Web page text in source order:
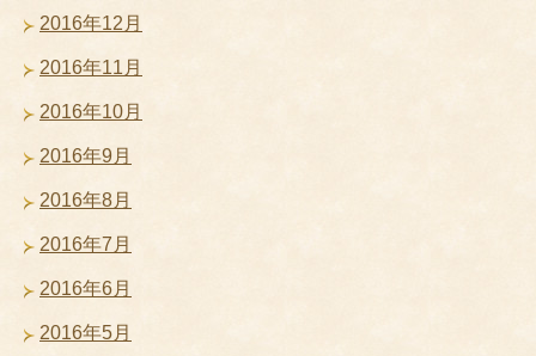
2016年12月
2016年11月
2016年10月
2016年9月
2016年8月
2016年7月
2016年6月
2016年5月